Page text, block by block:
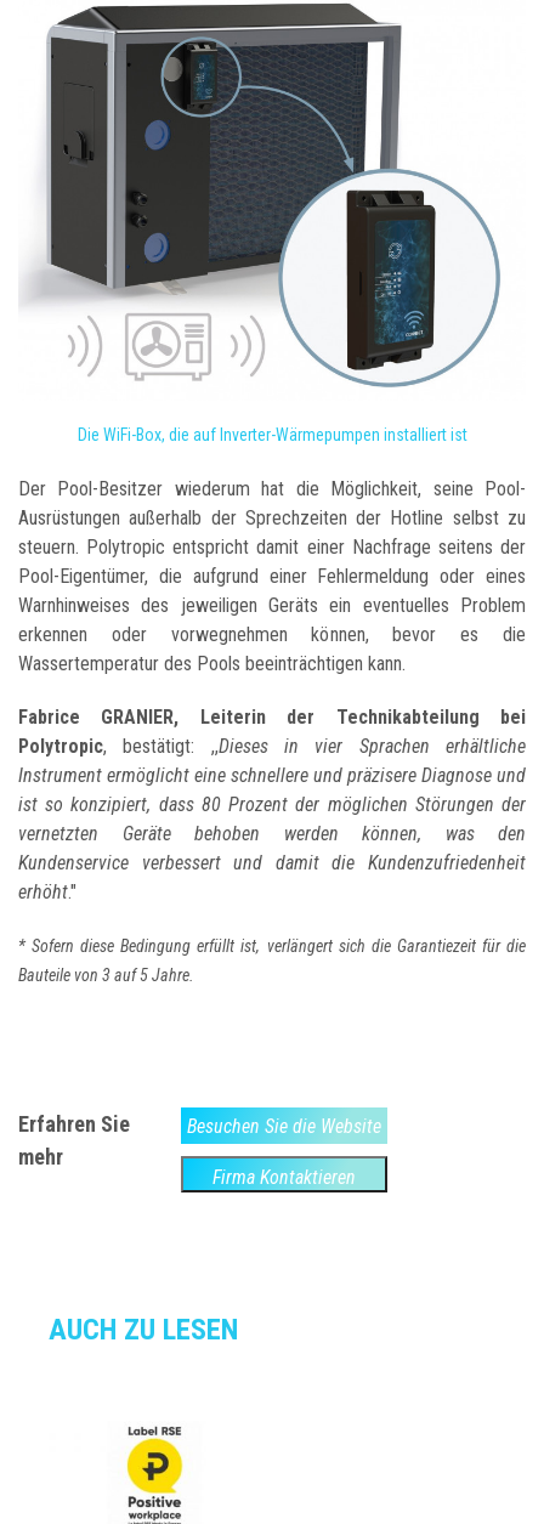
Die WiFi-Box, die auf Inverter-Wärmepumpen installiert ist
Der Pool-Besitzer wiederum hat die Möglichkeit, seine Pool-
Ausrüstungen außerhalb der Sprechzeiten der Hotline selbst zu
steuern. Polytropic entspricht damit einer Nachfrage seitens der
Pool-Eigentümer, die aufgrund einer Fehlermeldung oder eines
Warnhinweises des jeweiligen Geräts ein eventuelles Problem
erkennen oder vorwegnehmen können, bevor es die
Wassertemperatur des Pools beeinträchtigen kann.
Fabrice GRANIER, Leiterin der Technikabteilung bei
Polytropic, bestätigt: ,,Dieses in vier Sprachen erhältliche
Instrument ermöglicht eine schnellere und präzisere Diagnose und
ist so konzipiert, dass 80 Prozent der möglichen Störungen der
vernetzten Geräte behoben werden können, was den
Kundenservice verbessert und damit die Kundenzufriedenheit
erhöht."
* Sofern diese Bedingung erfüllt ist, verlängert sich die Garantiezeit für die
Bauteile von 3 auf 5 Jahre.
Erfahren Sie
mehr
Besuchen Sie die Website
Firma Kontaktieren
AUCH ZU LESEN